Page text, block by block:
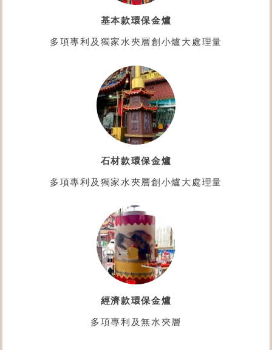
基本款環保金爐
多項專利及獨家水夾層創小爐大處理量
石材款環保金爐
多項專利及獨家水夾層創小爐大處理量
經濟款環保金爐
多項專利及無水夾層